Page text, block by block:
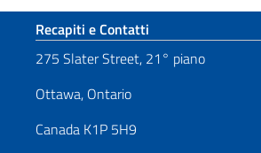
Sezione footer
Recapiti e Contatti
275 Slater Street, 21° piano
Ottawa, Ontario
Canada K1P 5H9